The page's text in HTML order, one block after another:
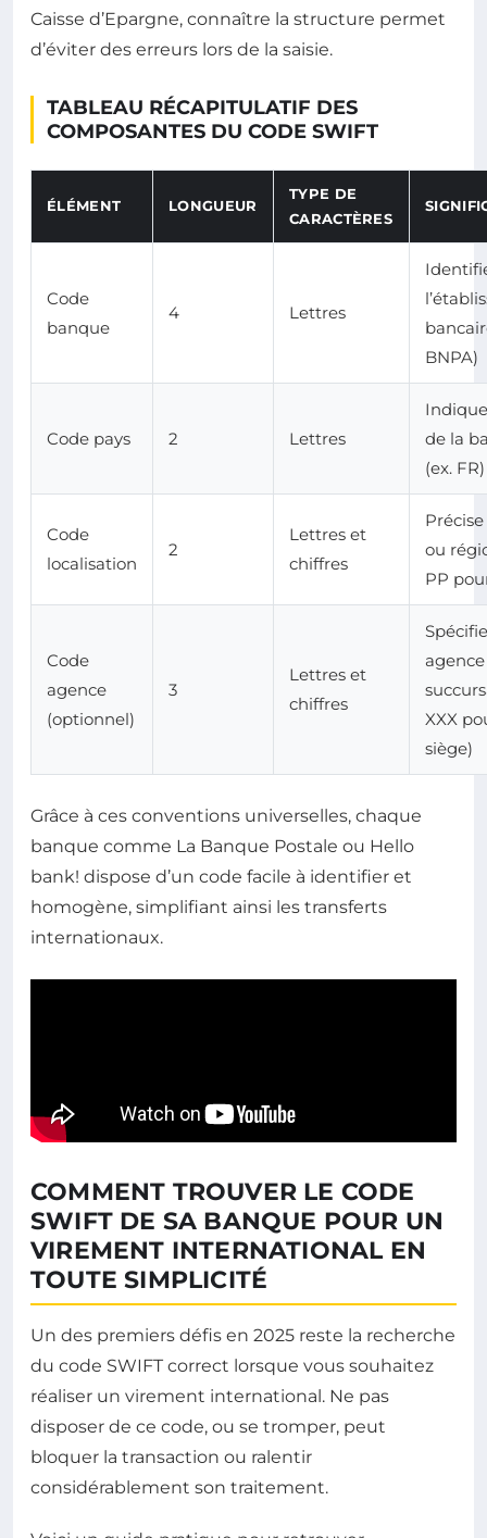
Caisse d’Epargne, connaître la structure permet
d’éviter des erreurs lors de la saisie.
TABLEAU RÉCAPITULATIF DES
COMPOSANTES DU CODE SWIFT
ÉLÉMENT LONGUEUR
TYPE DE
CARACTÈRES
Code
banque
4 Lettres
BNPA)
Code pays 2 Lettres
de la
(ex. FR)
Code
localisation
2
Lettres et
chiffres
ou
PP
Code
agence
(optionnel)
3
Lettres et
chiffres
XXX
siège)
Grâce à ces conventions universelles, chaque
banque comme La Banque Postale ou Hello
bank! dispose d’un code facile à identifier et
homogène, simplifiant ainsi les transferts
internationaux.
COMMENT TROUVER LE CODE
SWIFT DE SA BANQUE POUR UN
VIREMENT INTERNATIONAL EN
TOUTE SIMPLICITÉ
Un des premiers défis en 2025 reste la recherche
du code SWIFT correct lorsque vous souhaitez
réaliser un virement international. Ne pas
disposer de ce code, ou se tromper, peut
bloquer la transaction ou ralentir
considérablement son traitement.